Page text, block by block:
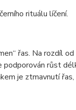
rituálu líčení.
řas. Na rozdíl
růst
je ztmavnutí